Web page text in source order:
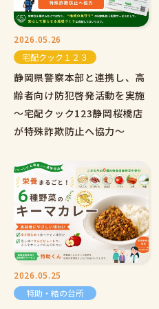
2026.05.26
宅配クック１２３
静岡県警察本部と連携し、高
齢者向け防犯啓発活動を実施
～宅配クック123静岡桜橋店
が特殊詐欺防止へ協力～
2026.05.25
特助・結の台所